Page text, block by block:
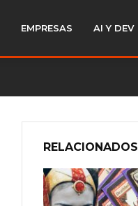
EMPRESAS AI Y DEV
RELACIONADOS